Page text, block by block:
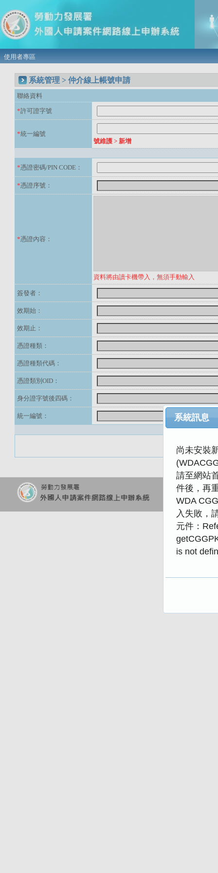
使用者專區
系統管理 > 仲介線上帳號申請
聯絡資料
*許可證字號
*統一編號
號維護 > 新增
*憑證密碼/PIN CODE：
*憑證序號：
*憑證內容：
資料將由讀卡機帶入，無須手動輸入
簽發者：
效期始：
效期止：
憑證種類：
憑證種類代碼：
憑證類別OID：
身分證字號後四碼：
統一編號：
建議使用Chrome
請將螢幕解析度
系統訊息
尚未安裝
請至網站
件後，再
WDA
入失敗，
元件：
is not